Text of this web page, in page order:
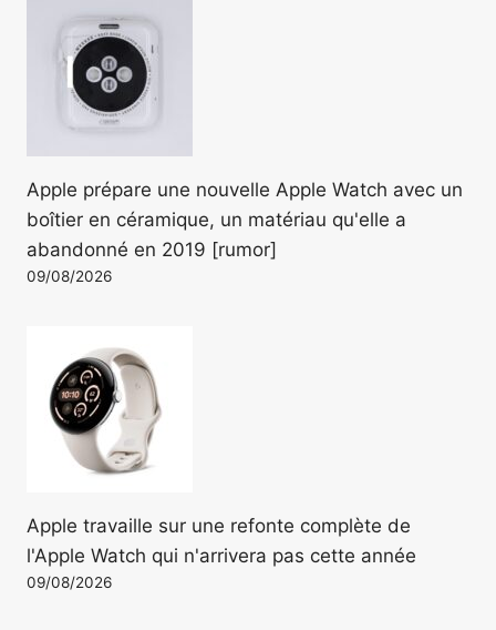
Apple prépare une nouvelle Apple Watch avec un
boîtier en céramique, un matériau qu'elle a
abandonné en 2019 [rumor]
09/08/2026
Apple travaille sur une refonte complète de
l'Apple Watch qui n'arrivera pas cette année
09/08/2026